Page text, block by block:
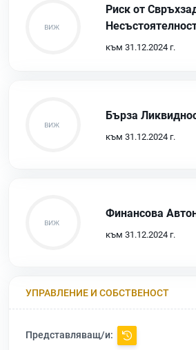
Риск от
към 31.12.2024 г.
Бърза
към 31.12.2024 г.
Финансова
към 31.12.2024 г.
УПРАВЛЕНИЕ И СОБСТВЕНОСТ
Представляващ/и: